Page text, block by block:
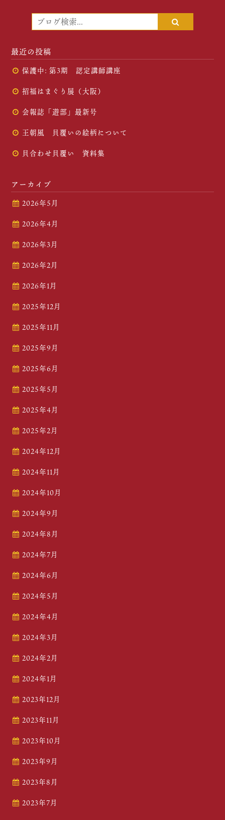
最近の投稿
保護中: 第3期 認定講師講座
招福はまぐり展（大阪）
会報誌「遊部」最新号
王朝風 貝覆いの絵柄について
貝合わせ貝覆い 資料集
アーカイブ
2026年5月
2026年4月
2026年3月
2026年2月
2026年1月
2025年12月
2025年11月
2025年9月
2025年6月
2025年5月
2025年4月
2025年2月
2024年12月
2024年11月
2024年10月
2024年9月
2024年8月
2024年7月
2024年6月
2024年5月
2024年4月
2024年3月
2024年2月
2024年1月
2023年12月
2023年11月
2023年10月
2023年9月
2023年8月
2023年7月